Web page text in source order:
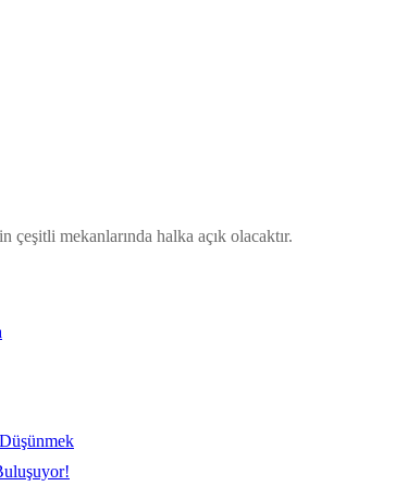
mekanlarında halka açık olacaktır.